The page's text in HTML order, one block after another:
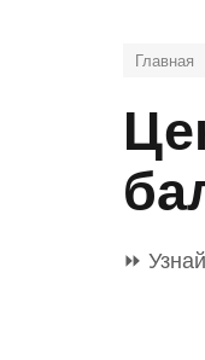
Главная
⏩